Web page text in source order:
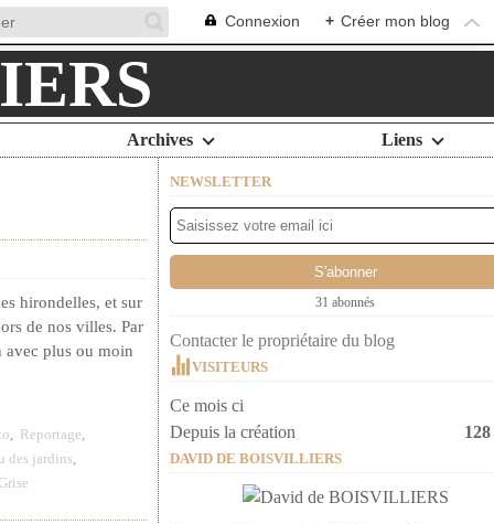
Connexion + Créer mon blog
Archives Liens
hirondelles, et sur
de nos villes. Par
avec plus ou moin
, Reportage,
des jardins,
NEWSLETTER
31 abonnés
Contacter le propriétaire du blog
VISITEURS
Ce mois ci
Depuis la création
DAVID DE BOISVILLIERS